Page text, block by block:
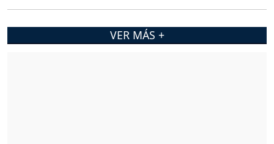
VER MÁS +